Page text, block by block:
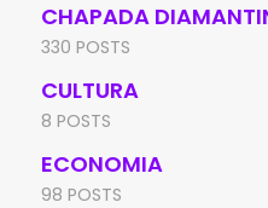
CHAPADA
330 POSTS
CULTURA
8 POSTS
ECONOMIA
98 POSTS